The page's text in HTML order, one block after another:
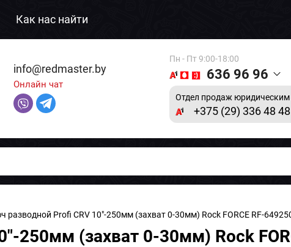
Как нас найти
info@redmaster.by
Онлайн чат
Пн - Пт 9:00-18:00
636 96 96
Отдел продаж
+375 (29) 336 48 48
разводной Profi CRV 10"-250мм (захват 0-30мм) Rock FORCE RF-
250мм (захват 0-30мм) Rock